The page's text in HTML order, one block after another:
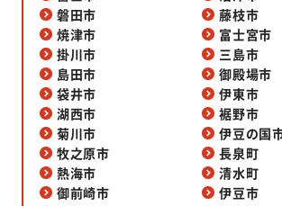
磐田市
藤枝市
焼津市
富士宮市
掛川市
三島市
島田市
御殿場市
袋井市
伊東市
湖西市
裾野市
菊川市
伊豆の国
牧之原市
長泉町
熱海市
清水町
御前崎市
伊豆市